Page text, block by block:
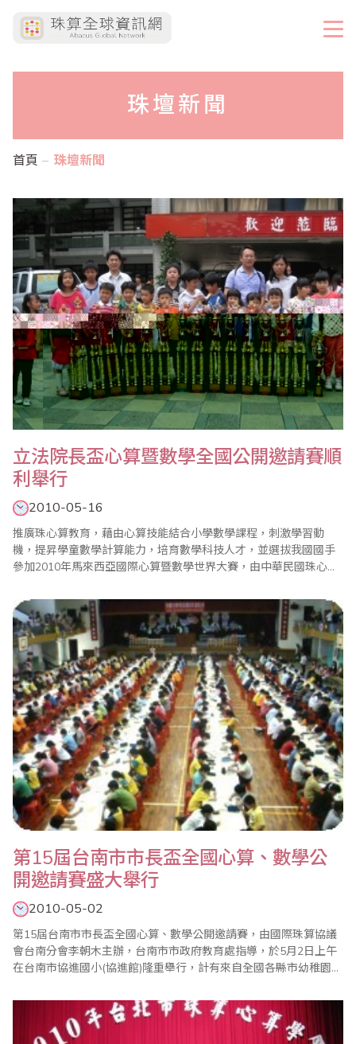
珠壇新聞
首頁 珠壇新聞
立法院長盃心算暨數學全國公開邀請賽順
利舉行
2010-05-16
推廣珠心算教育，藉由心算技能結合小學數學課程，刺激學習動
機，提昇學童數學計算能力，培育數學科技人才，並選拔我國國手
參加2010年馬來西亞國際心算暨數學世界大賽，由中華民國珠心算
國心算暨數學公開邀請賽』於2010年5月16日（星期日）假台北縣
板橋市重慶國中隆重舉行。 本屆比賽分心算與數學項目，計有來自
全國各地之國民中、小學及幼稚園共4..
第15屆台南市市長盃全國心算、數學公
開邀請賽盛大舉行
2010-05-02
第15屆台南市市長盃全國心算、數學公開邀請賽，由國際珠算協議
會台南分會李朝木主辦，台南市市政府教育處指導，於5月2日上午
在台南市協進國小(協進館)隆重舉行，計有來自全國各縣市幼稚園及
學比賽與其他心算、數學比賽最大不同是，參賽選手全部集中在大
禮堂考試，家長可以臨場感受孩子的賽況，大會開始裁判長用威嚴
又宏亮的聲音一聲令下，台..